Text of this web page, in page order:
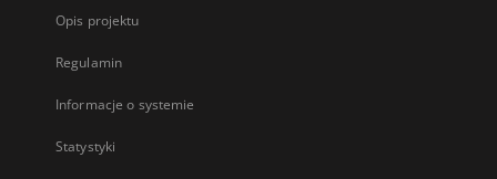
Opis projektu
Regulamin
Informacje o systemie
Statystyki